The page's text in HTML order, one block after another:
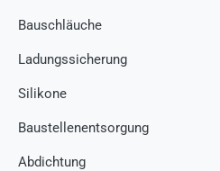
Bauschläuche
Ladungssicherung
Silikone
Baustellenentsorgung
Abdichtung